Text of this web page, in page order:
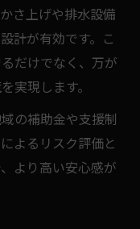
さ上げや排水設備
計が有効です。こ
だけでなく、万が
実現します。
の補助金や支援制
よるリスク評価と
より高い安心感が